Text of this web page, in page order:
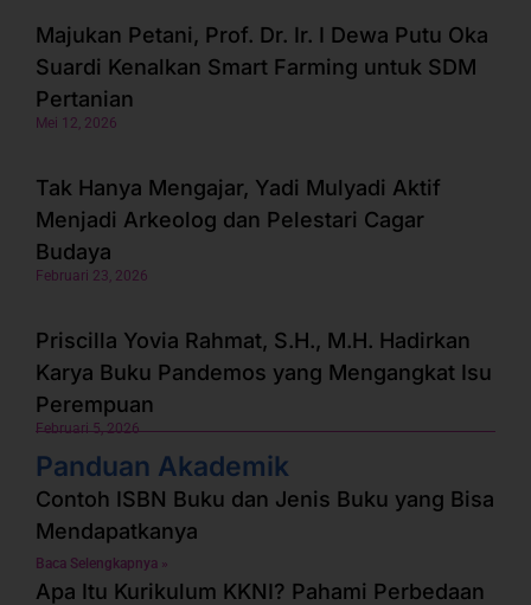
Majukan Petani, Prof. Dr. Ir. I Dewa Putu Oka
Suardi Kenalkan Smart Farming untuk SDM
Pertanian
Mei 12, 2026
Tak Hanya Mengajar, Yadi Mulyadi Aktif
Menjadi Arkeolog dan Pelestari Cagar
Budaya
Februari 23, 2026
Priscilla Yovia Rahmat, S.H., M.H. Hadirkan
Karya Buku Pandemos yang Mengangkat Isu
Perempuan
Februari 5, 2026
Panduan Akademik
Contoh ISBN Buku dan Jenis Buku yang Bisa
Mendapatkanya
Baca Selengkapnya »
Apa Itu Kurikulum KKNI? Pahami Perbedaan